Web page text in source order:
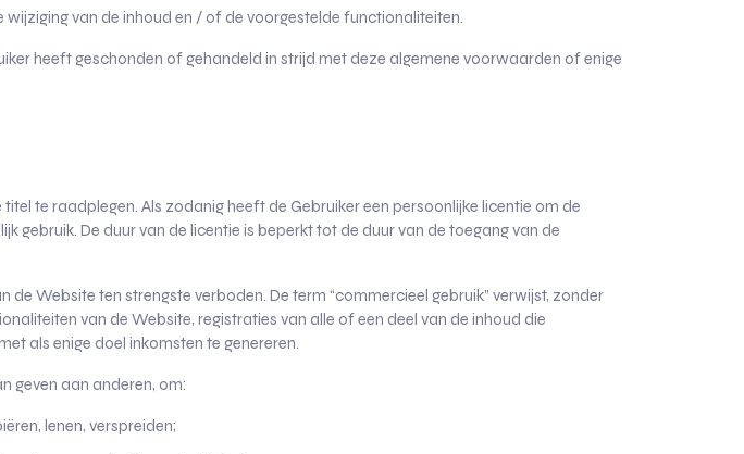
van de inhoud en / of de voorgestelde functionaliteiten.
heeft geschonden of gehandeld in strijd met deze algemene voorwaarden of enige
te raadplegen. Als zodanig heeft de Gebruiker een persoonlijke licentie om de
gebruik. De duur van de licentie is beperkt tot de duur van de toegang van de
Website ten strengste verboden. De term “commercieel gebruik” verwijst, zonder
van de Website, registraties van alle of een deel van de inhoud die
als enige doel inkomsten te genereren.
geven aan anderen, om:
lenen, verspreiden;